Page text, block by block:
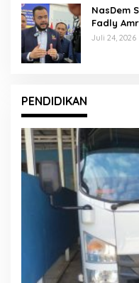
NasDem
Fadly
Kader
Juli 24, 2026
PENDIDIKAN